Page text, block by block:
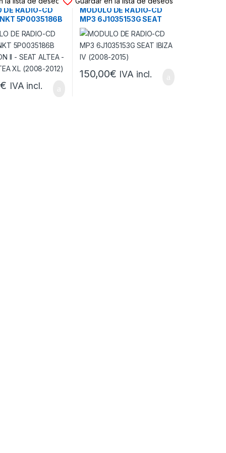
DE RADIO-CD
5P0035186B
II – SEAT
ALTEA XL
€ IVA incl.
MODULO DE RADIO-CD
MP3 6J1035153G SEAT
IBIZA IV (2008-2015)
150,00€ IVA incl.